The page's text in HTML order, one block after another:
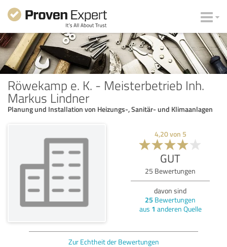
Röwekamp e. K. - Meisterbetrieb Inh.
Markus Lindner
Planung und Installation von Heizungs-, Sanitär- und Klimaanlagen
4,20von 5
GUT
25 Bewertungen
davon sind
25 Bewertungen
aus 1 anderen Quelle
Zur Echtheit der Bewertungen